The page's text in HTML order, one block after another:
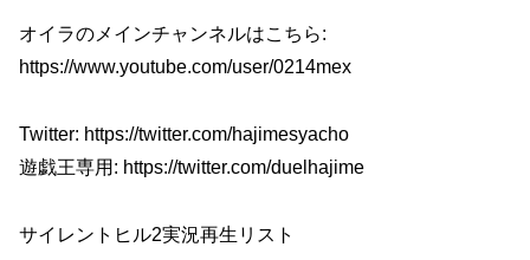
オイラのメインチャンネルはこちら:
https://www.youtube.com/user/0214mex
Twitter: https://twitter.com/hajimesyacho
遊戯王専用: https://twitter.com/duelhajime
サイレントヒル2実況再生リスト